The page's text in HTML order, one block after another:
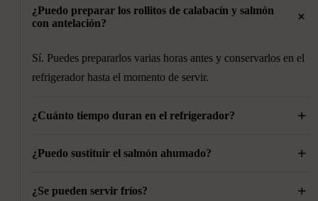
¿Puedo preparar los rollitos de calabacín y salmón
con antelación?
+
Sí. Puedes prepararlos varias horas antes y conservarlos en el
refrigerador hasta el momento de servir.
¿Cuánto tiempo duran en el refrigerador? +
Se conservan en buen estado durante aproximadamente 24
¿Puedo sustituir el salmón ahumado? +
Sí. Puedes utilizar atún, trucha ahumada o incluso preparar
¿Se pueden servir fríos? +